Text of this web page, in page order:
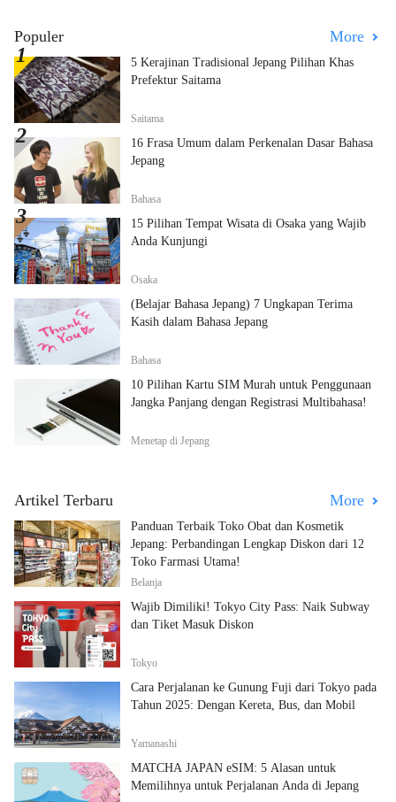
Populer More
5 Kerajinan Tradisional Jepang Pilihan Khas
Prefektur Saitama
Saitama
16 Frasa Umum dalam Perkenalan Dasar Bahasa
Jepang
Bahasa
15 Pilihan Tempat Wisata di Osaka yang Wajib
Anda Kunjungi
Osaka
(Belajar Bahasa Jepang) 7 Ungkapan Terima
Kasih dalam Bahasa Jepang
Bahasa
10 Pilihan Kartu SIM Murah untuk Penggunaan
Jangka Panjang dengan Registrasi Multibahasa!
Menetap di Jepang
Artikel Terbaru More
Panduan Terbaik Toko Obat dan Kosmetik
Jepang: Perbandingan Lengkap Diskon dari 12
Toko Farmasi Utama!
Belanja
Wajib Dimiliki! Tokyo City Pass: Naik Subway
dan Tiket Masuk Diskon
Tokyo
Cara Perjalanan ke Gunung Fuji dari Tokyo pada
Tahun 2025: Dengan Kereta, Bus, dan Mobil
Yamanashi
MATCHA JAPAN eSIM: 5 Alasan untuk
Memilihnya untuk Perjalanan Anda di Jepang